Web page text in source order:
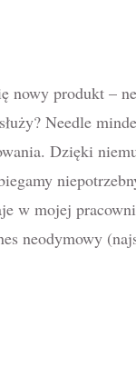
nowy produkt –
Needle
Dzięki
w mojej
neodymowy